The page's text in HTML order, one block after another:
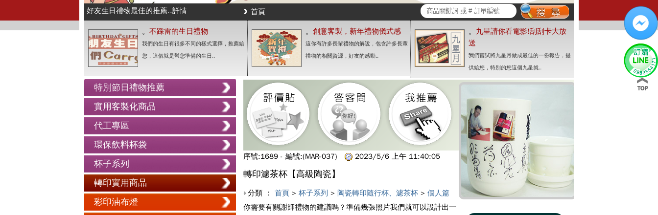
好友生日禮物最佳的推薦..詳情
人像Q畫似顏繪圖可愛喔..詳情
老人防走失牌製作-手鍊..詳情
情人抱枕我們幫你挑好了..詳情
好友生日禮物最佳的推薦..詳情
公仔娃娃製作與場景推薦..詳情
人像Q畫似顏繪圖可愛喔..詳情
老人防走失牌製作-手鍊..詳情
首頁
。 不踩雷的生日禮物
我們的生日有很多不同的樣式選擇，推薦給
您，這個就是幫您準備的生日..
。 創意客製，新年禮物儀式感
這你有許多長輩禮物的解說，包含許多長輩
禮物的相關資源，好友的感動..
。 九星請你看電影!刮刮卡大放
送
我們嘗試將九星月做成最佳的一份報告，提
供給您，特別的您這個九星就..
特別節日禮物推薦
實用客製化商品
代工專區
環保飲料杯袋
杯子系列
轉印實用商品
彩印油布燈